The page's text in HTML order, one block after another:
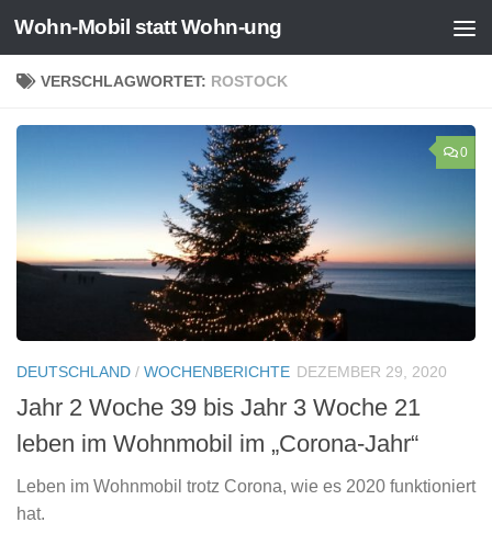
Zum Inhalt springen
Wohn-Mobil statt Wohn-ung
VERSCHLAGWORTET: ROSTOCK
0
DEUTSCHLAND / WOCHENBERICHTE DEZEMBER 29, 2020
Jahr 2 Woche 39 bis Jahr 3 Woche 21
leben im Wohnmobil im „Corona-Jahr“
Leben im Wohnmobil trotz Corona, wie es 2020 funktioniert
hat.